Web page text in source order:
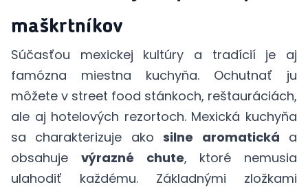
maškrtníkov
Súčasťou mexickej kultúry a tradícií je aj
famózna miestna kuchyňa. Ochutnať ju
môžete v street food stánkoch, reštauráciách,
ale aj hotelových rezortoch. Mexická kuchyňa
sa charakterizuje akosilne aromatická a
obsahuje výrazné chute, ktoré nemusia
ulahodiť každému. Základnými zložkami